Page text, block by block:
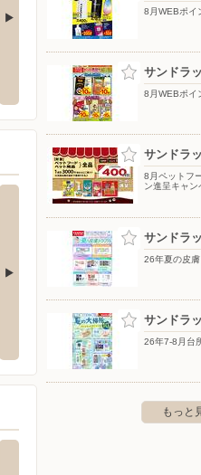
区福重2-26-3
エディオン/
〒811-2303 福岡
イオンモール福
モス/小田部店
田部7-8-17
ドラッグス
〒819-0031 福
8月WEBポイ
サンドラ
8月WEBポイ
サンドラ
8月ペットフ
ン進呈キャン
サンドラ
26年夏の皮
サンドラ
26年7-8月台
もっと